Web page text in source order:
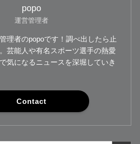
popo
運営管理者
理者のpopoです！調べ出したら止
芸能人や有名スポーツ選手の熱愛
気になるニュースを深堀していき
Contact